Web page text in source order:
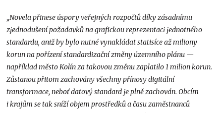
„Novela přinese úspory veřejných rozpočtů díky zásadnímu
zjednodušení požadavků na grafickou reprezentaci jednotného
standardu, aniž by bylo nutné vynakládat statisíce až miliony
korun na pořízení standardizační změny územního plánu —
například město Kolín za takovou změnu zaplatilo 1 milion korun.
Zůstanou přitom zachovány všechny přínosy digitální
transformace, neboť datový standard je plně zachován. Obcím
i krajům se tak sníží objem prostředků a času zaměstnanců